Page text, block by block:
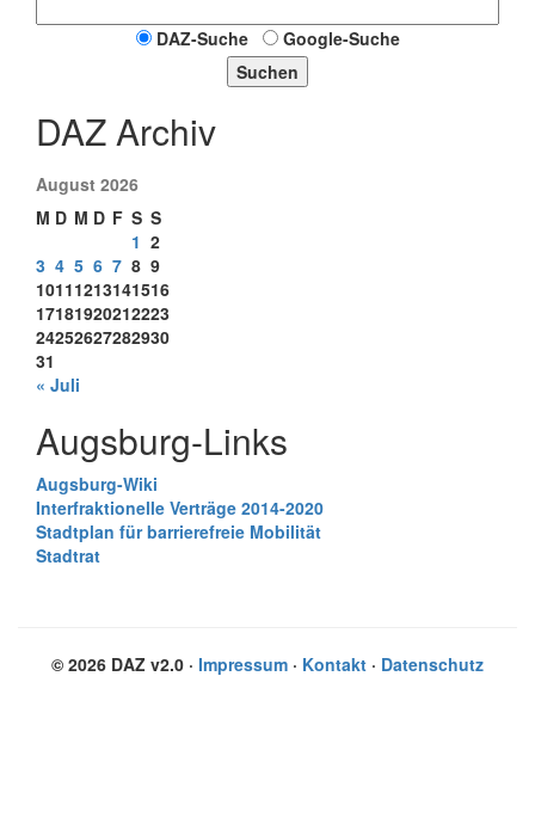
DAZ-Suche
Google-Suche
Suchen
DAZ Archiv
August 2026
M D M D F S S
1 2
3 4 5 6 7 8 9
10111213141516
17181920212223
24252627282930
31
« Juli
Augsburg-Links
Augsburg-Wiki
Interfraktionelle Verträge 2014-2020
Stadtplan für barrierefreie Mobilität
Stadtrat
© 2026 DAZ v2.0 · Impressum · Kontakt · Datenschutz